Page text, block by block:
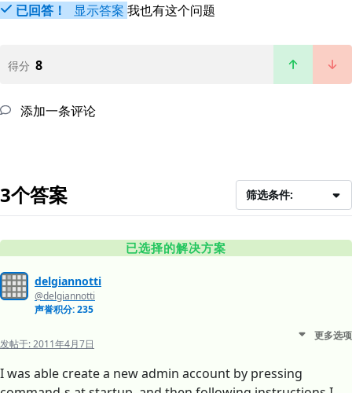
已回答！ 显示答案 我也有这个问题
得分 8
添加一条评论
3个答案 筛选条件:
已选择的解决方案
delgiannotti
@delgiannotti
声誉积分: 235
发帖于:2011年4月7日
更多选项
I was able create a new admin account by pressing